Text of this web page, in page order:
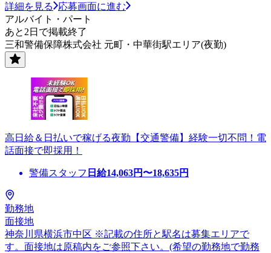
詳細を見る
応募画面に進む
アルバイト・パート
あと2日で掲載終了
三和警備保障株式会社 元町・中華街駅エリア(夜勤)
高日給＆日払いで稼げる夜勤【交通警備】経験一切不問！電
話面接で即採用！
警備スタッフ 日給14,063円〜18,635円
勤務地
面接地
神奈川県横浜市中区 ※記載の住所と駅名は募集エリアで
す。面接地は原稿内をご参照下さい。(希望の勤務地で勤務